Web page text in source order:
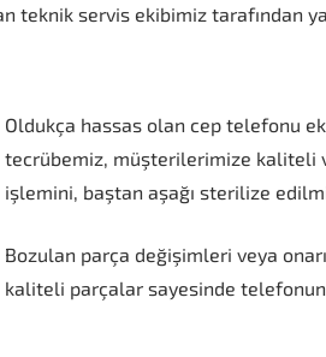
teknik servis ekibimiz tarafından
Oldukça hassas olan cep telefonu
tecrübemiz, müşterilerimize kaliteli
işlemini, baştan aşağı sterilize
Bozulan parça değişimleri veya
kaliteli parçalar sayesinde